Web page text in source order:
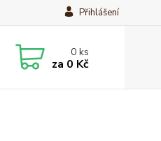
Přihlášení
0ks
za 0 Kč